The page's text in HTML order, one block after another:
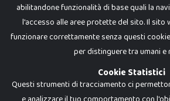
abilitandone funzionalità di base quali la
l'accesso alle aree protette del sito. Il sito
funzionare correttamente senza questi
per distinguere tra umani e
Cookie Statistici
Questi strumenti di tracciamento ci